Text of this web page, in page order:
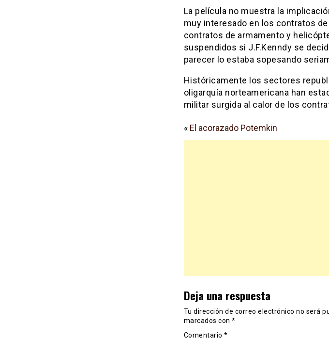
La película no muestra la
muy interesado en los contratos
contratos de armamento y
suspendidos si J.F.Kenndy se
parecer lo estaba sopesando
Históricamente los sectores
oligarquía norteamericana han
militar surgida al calor de los
« El acorazado Potemkin
Deja una respuesta
Tu dirección de correo electrónico no será
marcados con *
Comentario *